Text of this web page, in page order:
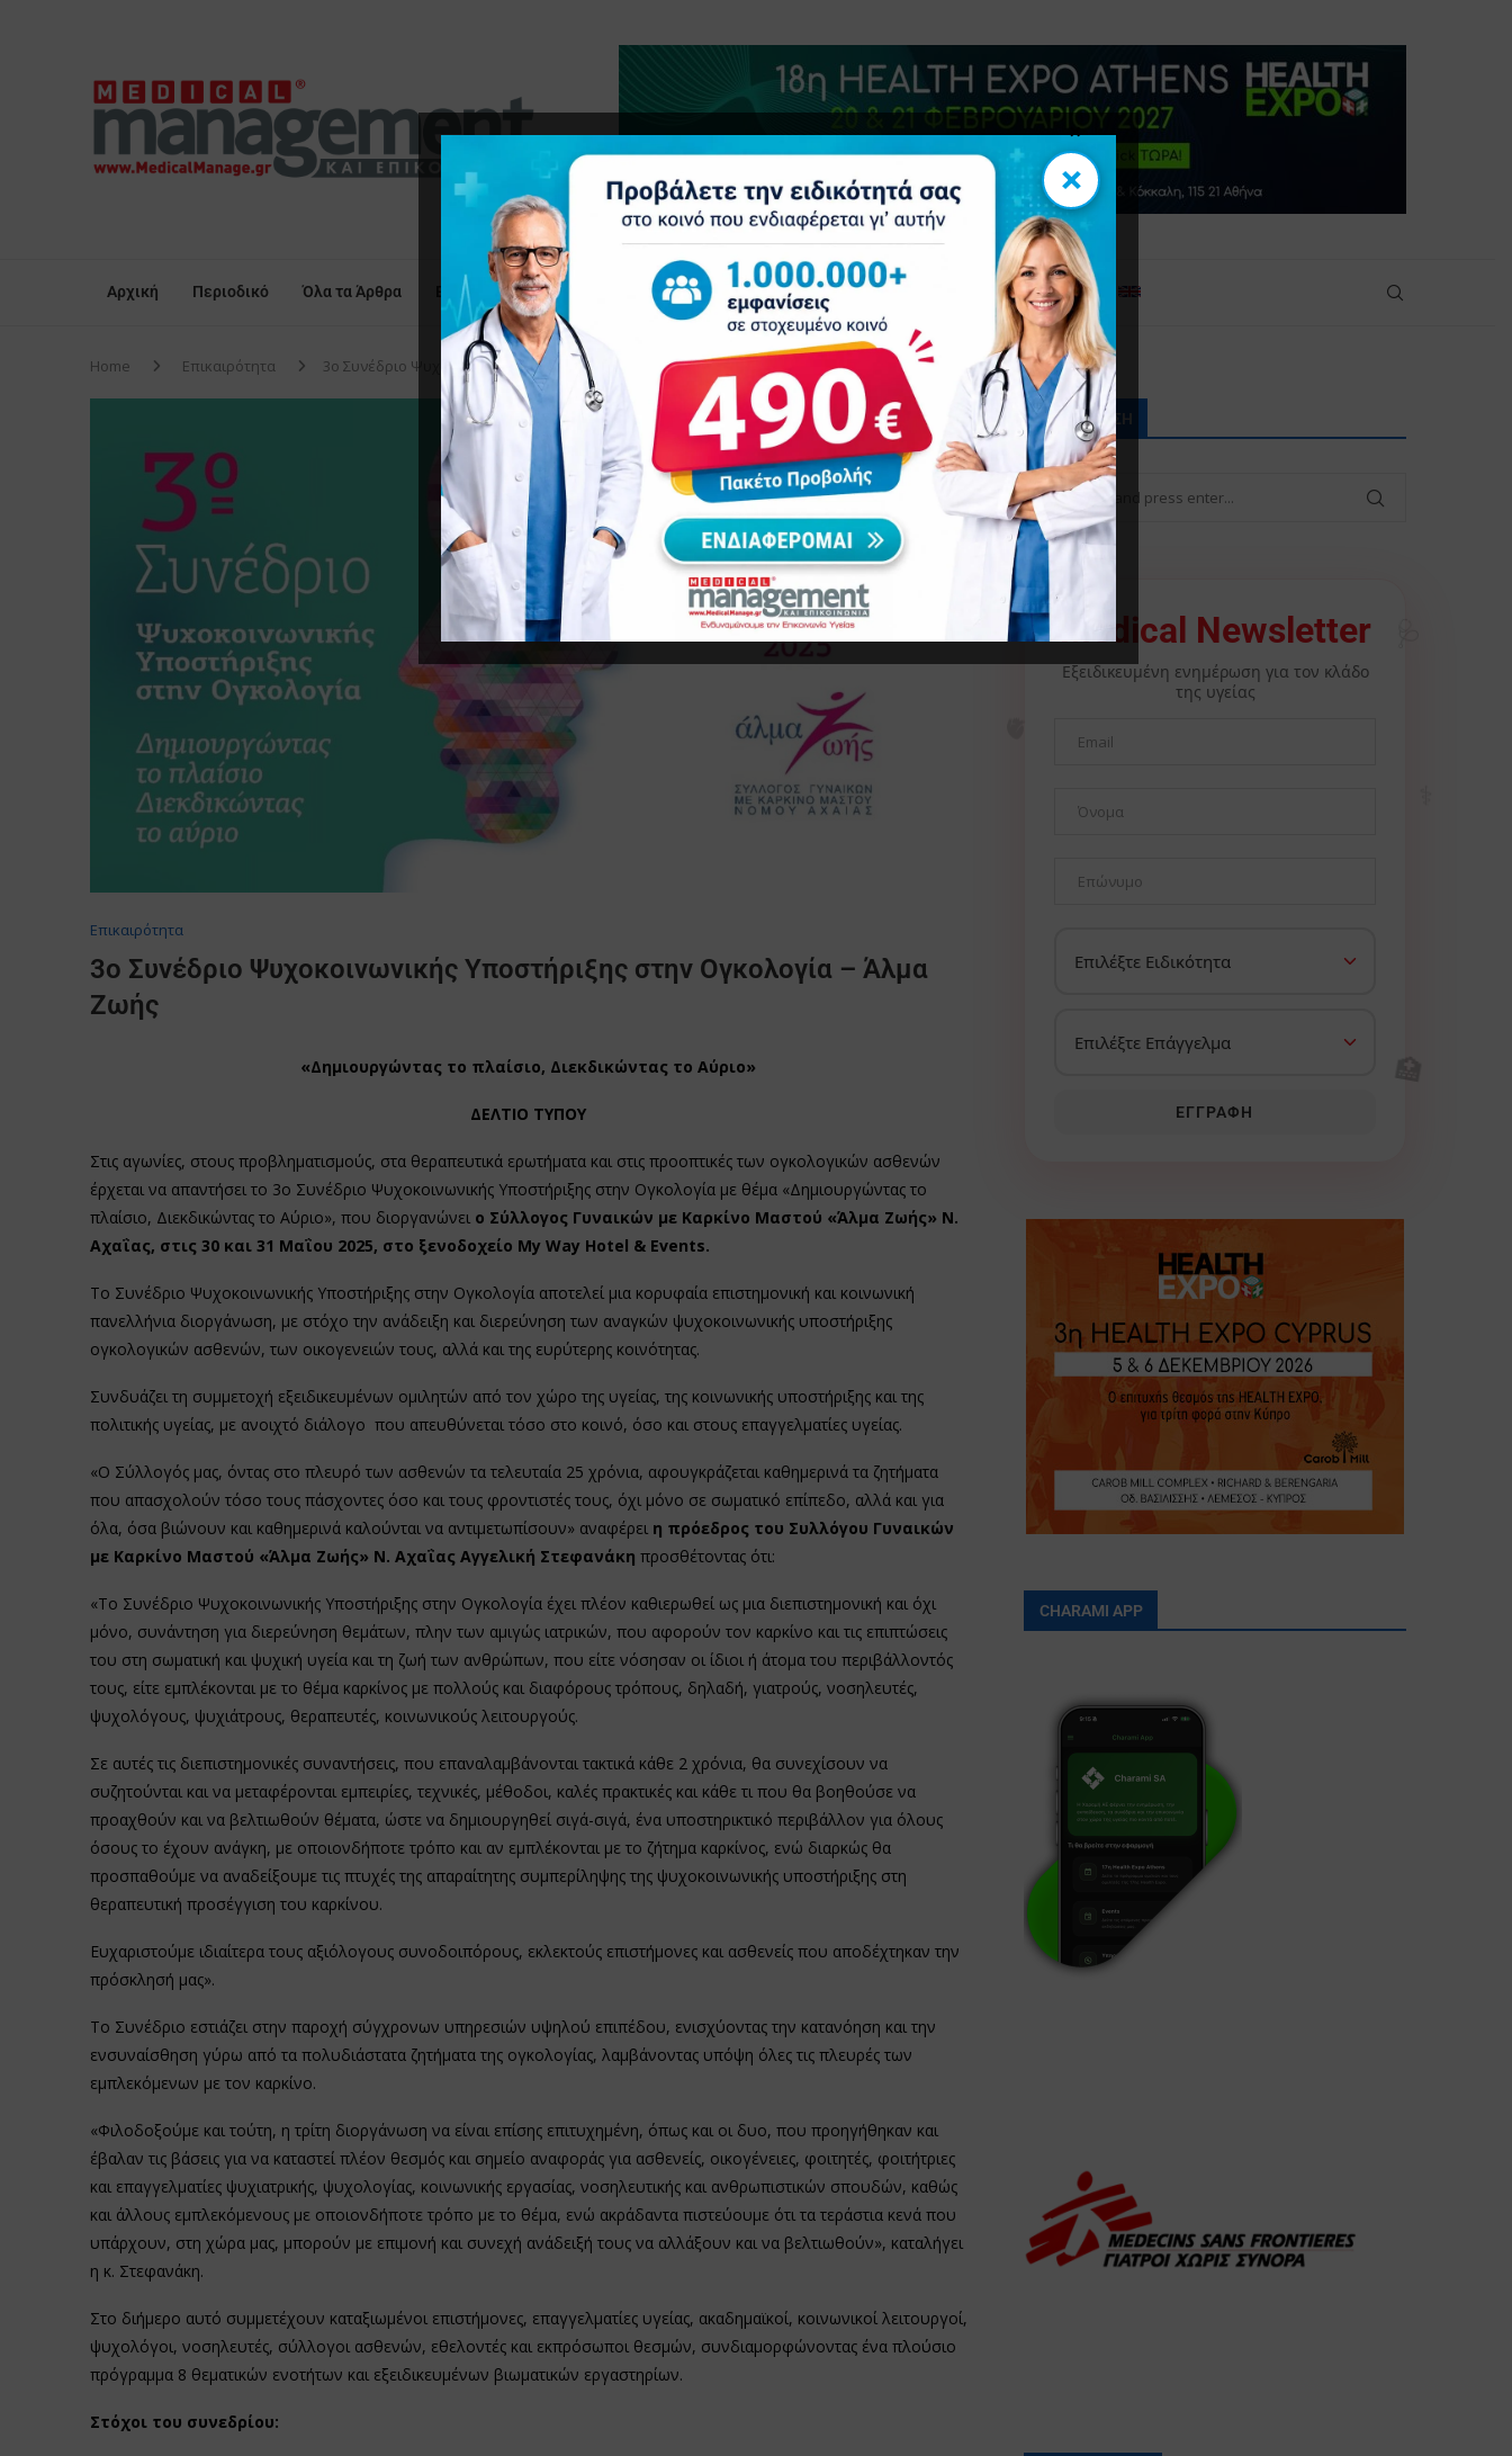
Αρχική Περιοδικό Όλα τα Άρθρα Επικαιρότητα Δελτία Τύπου Προβολή Ιατρού Επικοινωνία
Home Επικαιρότητα 3ο Συνέδριο Ψυχοκοινωνικής Υποστήριξης στην Ογκολογία – Άλμα Ζωής
Επικαιρότητα
3ο Συνέδριο Ψυχοκοινωνικής Υποστήριξης στην Ογκολογία – Άλμα
Ζωής
«Δημιουργώντας το πλαίσιο, Διεκδικώντας το Αύριο»
ΔΕΛΤΙΟ ΤΥΠΟΥ
Στις αγωνίες, στους προβληματισμούς, στα θεραπευτικά ερωτήματα και στις προοπτικές των ογκολογικών ασθενών
έρχεται να απαντήσει το 3ο Συνέδριο Ψυχοκοινωνικής Υποστήριξης στην Ογκολογία με θέμα «Δημιουργώντας το
πλαίσιο, Διεκδικώντας το Αύριο», που διοργανώνει ο Σύλλογος Γυναικών με Καρκίνο Μαστού «Άλμα Ζωής» Ν.
Αχαΐας, στις 30 και 31 Μαΐου 2025, στο ξενοδοχείο My Way Hotel & Events.
Το Συνέδριο Ψυχοκοινωνικής Υποστήριξης στην Ογκολογία αποτελεί μια κορυφαία επιστημονική και κοινωνική
πανελλήνια διοργάνωση, με στόχο την ανάδειξη και διερεύνηση των αναγκών ψυχοκοινωνικής υποστήριξης
ογκολογικών ασθενών, των οικογενειών τους, αλλά και της ευρύτερης κοινότητας.
Συνδυάζει τη συμμετοχή εξειδικευμένων ομιλητών από τον χώρο της υγείας, της κοινωνικής υποστήριξης και της
πολιτικής υγείας, με ανοιχτό διάλογο που απευθύνεται τόσο στο κοινό, όσο και στους επαγγελματίες υγείας.
«Ο Σύλλογός μας, όντας στο πλευρό των ασθενών τα τελευταία 25 χρόνια, αφουγκράζεται καθημερινά τα ζητήματα
που απασχολούν τόσο τους πάσχοντες όσο και τους φροντιστές τους, όχι μόνο σε σωματικό επίπεδο, αλλά και για
όλα, όσα βιώνουν και καθημερινά καλούνται να αντιμετωπίσουν» αναφέρει η πρόεδρος του Συλλόγου Γυναικών
με Καρκίνο Μαστού «Άλμα Ζωής» Ν. Αχαΐας Αγγελική Στεφανάκη προσθέτοντας ότι:
«Το Συνέδριο Ψυχοκοινωνικής Υποστήριξης στην Ογκολογία έχει πλέον καθιερωθεί ως μια διεπιστημονική και όχι
μόνο, συνάντηση για διερεύνηση θεμάτων, πλην των αμιγώς ιατρικών, που αφορούν τον καρκίνο και τις επιπτώσεις
του στη σωματική και ψυχική υγεία και τη ζωή των ανθρώπων, που είτε νόσησαν οι ίδιοι ή άτομα του περιβάλλοντός
τους, είτε εμπλέκονται με το θέμα καρκίνος με πολλούς και διαφόρους τρόπους, δηλαδή, γιατρούς, νοσηλευτές,
ψυχολόγους, ψυχιάτρους, θεραπευτές, κοινωνικούς λειτουργούς.
Σε αυτές τις διεπιστημονικές συναντήσεις, που επαναλαμβάνονται τακτικά κάθε 2 χρόνια, θα συνεχίσουν να
συζητούνται και να μεταφέρονται εμπειρίες, τεχνικές, μέθοδοι, καλές πρακτικές και κάθε τι που θα βοηθούσε να
προαχθούν και να βελτιωθούν θέματα, ώστε να δημιουργηθεί σιγά-σιγά, ένα υποστηρικτικό περιβάλλον για όλους
όσους το έχουν ανάγκη, με οποιονδήποτε τρόπο και αν εμπλέκονται με το ζήτημα καρκίνος, ενώ διαρκώς θα
προσπαθούμε να αναδείξουμε τις πτυχές της απαραίτητης συμπερίληψης της ψυχοκοινωνικής υποστήριξης στη
θεραπευτική προσέγγιση του καρκίνου.
Ευχαριστούμε ιδιαίτερα τους αξιόλογους συνοδοιπόρους, εκλεκτούς επιστήμονες και ασθενείς που αποδέχτηκαν την
πρόσκλησή μας».
Το Συνέδριο εστιάζει στην παροχή σύγχρονων υπηρεσιών υψηλού επιπέδου, ενισχύοντας την κατανόηση και την
ενσυναίσθηση γύρω από τα πολυδιάστατα ζητήματα της ογκολογίας, λαμβάνοντας υπόψη όλες τις πλευρές των
εμπλεκόμενων με τον καρκίνο.
«Φιλοδοξούμε και τούτη, η τρίτη διοργάνωση να είναι επίσης επιτυχημένη, όπως και οι δυο, που προηγήθηκαν και
έβαλαν τις βάσεις για να καταστεί πλέον θεσμός και σημείο αναφοράς για ασθενείς, οικογένειες, φοιτητές, φοιτήτριες
και επαγγελματίες ψυχιατρικής, ψυχολογίας, κοινωνικής εργασίας, νοσηλευτικής και ανθρωπιστικών σπουδών, καθώς
και άλλους εμπλεκόμενους με οποιονδήποτε τρόπο με το θέμα, ενώ ακράδαντα πιστεύουμε ότι τα τεράστια κενά που
υπάρχουν, στη χώρα μας, μπορούν με επιμονή και συνεχή ανάδειξή τους να αλλάξουν και να βελτιωθούν», καταλήγει
η κ. Στεφανάκη.
Στο διήμερο αυτό συμμετέχουν καταξιωμένοι επιστήμονες, επαγγελματίες υγείας, ακαδημαϊκοί, κοινωνικοί λειτουργοί,
ψυχολόγοι, νοσηλευτές, σύλλογοι ασθενών, εθελοντές και εκπρόσωποι θεσμών, συνδιαμορφώνοντας ένα πλούσιο
πρόγραμμα 8 θεματικών ενοτήτων και εξειδικευμένων βιωματικών εργαστηρίων.
Στόχοι του συνεδρίου:
ΑΝΑΖΉΤΗΣΗ
Medical Newsletter
Εξειδικευμένη ενημέρωση για τον κλάδο
της υγείας
ΕΓΓΡΑΦΉ
CHARAMI APP
×
×